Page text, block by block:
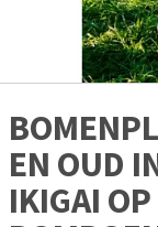
EN OUD
IKIGAI